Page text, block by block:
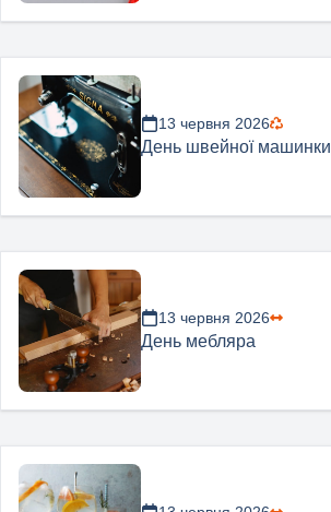
13 червня 2026
День швейної машинки
13 червня 2026
День мебляра